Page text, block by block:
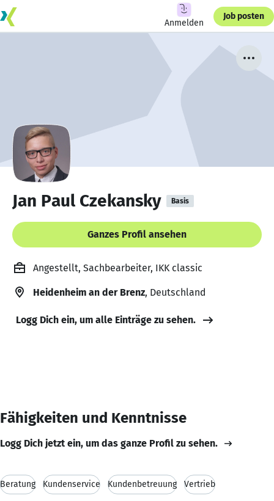
Anmelden
Job posten
Jan Paul Czekansky Basis
Ganzes Profil ansehen
Angestellt, Sachbearbeiter, IKK classic
Heidenheim an der Brenz, Deutschland
Logg Dich ein, um alle Einträge zu sehen.
Fähigkeiten und Kenntnisse
Logg Dich jetzt ein, um das ganze Profil zu sehen.
Beratung Kundenservice Kundenbetreuung Vertrieb